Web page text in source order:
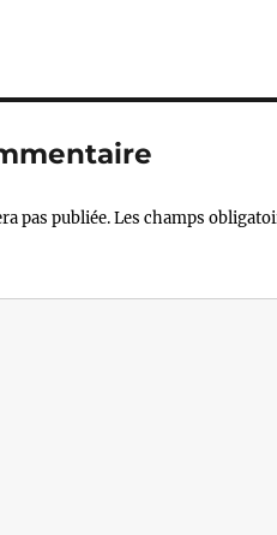
pas publiée.Les champs